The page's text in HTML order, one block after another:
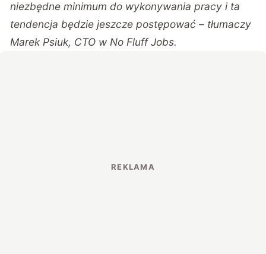
niezbędne minimum do wykonywania pracy i ta
tendencja będzie jeszcze postępować – tłumaczy
Marek Psiuk, CTO w No Fluff Jobs.